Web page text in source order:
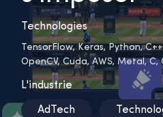
Technologies
TensorFlow, Keras, Python,
OpenCV, Cuda, AWS, Metal, C,
L'industrie
AdTech